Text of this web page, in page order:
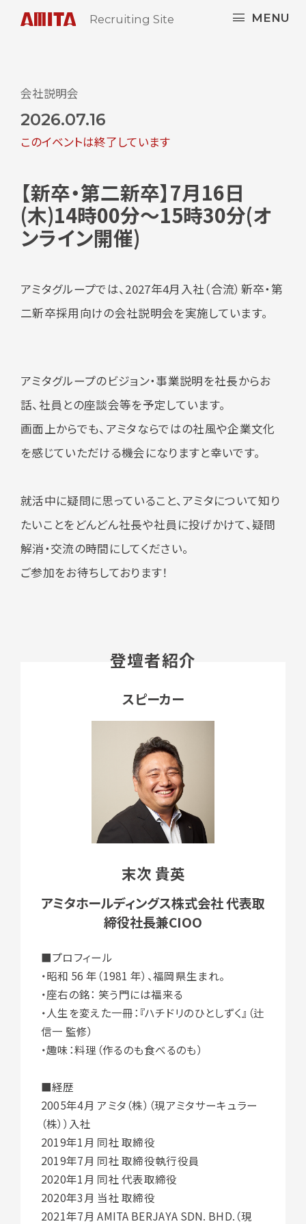
Recruiting Site MENU
会社説明会
【新卒・第二新卒】7月16日
(木)14時00分～15時30分(オ
ンライン開催)
2026.07.16
このイベントは終了しています
アミタグループでは、2027年4月入社（合流）新卒・第
二新卒採用向けの会社説明会を実施しています。
アミタグループのビジョン・事業説明を社長からお
話、社員との座談会等を予定しています。
画面上からでも、アミタならではの社風や企業文化
を感じていただける機会になりますと幸いです。
就活中に疑問に思っていること、アミタについて知り
たいことをどんどん社長や社員に投げかけて、疑問
解消・交流の時間にしてください。
ご参加をお待ちしております！
登壇者紹介
スピーカー
末次 貴英
アミタホールディングス株式会社 代表取
締役社長兼CIOO
■プロフィール
・昭和 56 年（1981 年）、福岡県生まれ。
・座右の銘： 笑う門には福来る
・人生を変えた一冊：『ハチドリのひとしずく』（辻
信一 監修）
・趣味：料理（作るのも食べるのも）
■経歴
2005年4月 アミタ（株）（現アミタサーキュラー
（株））入社
2019年1月 同社 取締役
2019年7月 同社 取締役執行役員
2020年1月 同社 代表取締役
2020年3月 当社 取締役
2021年7月 AMITA BERJAYA SDN. BHD.（現